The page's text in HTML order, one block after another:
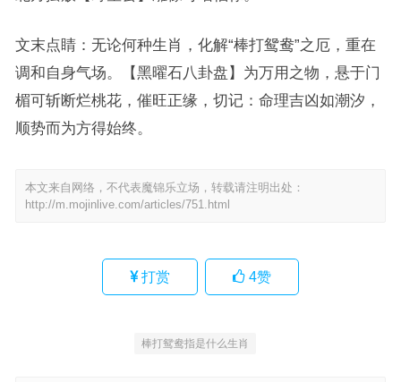
文末点睛：无论何种生肖，化解“棒打鸳鸯”之厄，重在
调和自身气场。【黑曜石八卦盘】为万用之物，悬于门
楣可斩断烂桃花，催旺正缘，切记：命理吉凶如潮汐，
顺势而为方得始终。
本文来自网络，不代表魔锦乐立场，转载请注明出处：
http://m.mojinlive.com/articles/751.html
打赏 4赞
棒打鸳鸯指是什么生肖